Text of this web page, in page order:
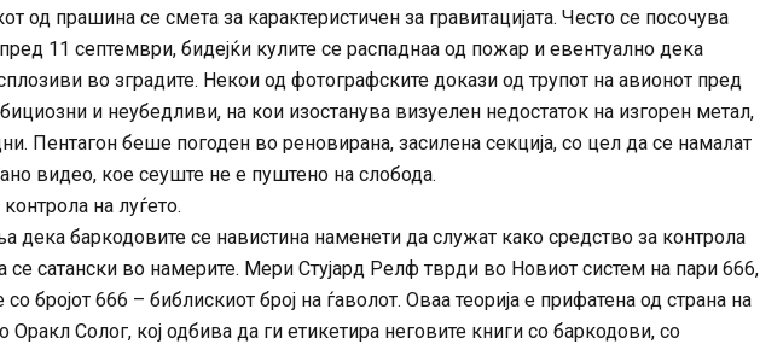
од прашина се смета за карактеристичен за гравитацијата. Често се посочува
11 септември, бидејќи кулите се распаднаа од пожар и евентуално дека
во зградите. Некои од фотографските докази од трупот на авионот пред
и неубедливи, на кои изостанува визуелен недостаток на изгорен метал,
Пентагон беше погоден во реновирана, засилена секција, со цел да се намалат
видео, кое сеуште не е пуштено на слобода.
на луѓето.
дека баркодовите се навистина наменети да служат како средство за контрола
се сатански во намерите. Мери Стујард Релф тврди во Новиот систем на пари 666,
со бројот 666 – библискиот број на ѓаволот. Оваа теорија е прифатена од страна на
Солог, кој одбива да ги етикетира неговите книги со баркодови, со